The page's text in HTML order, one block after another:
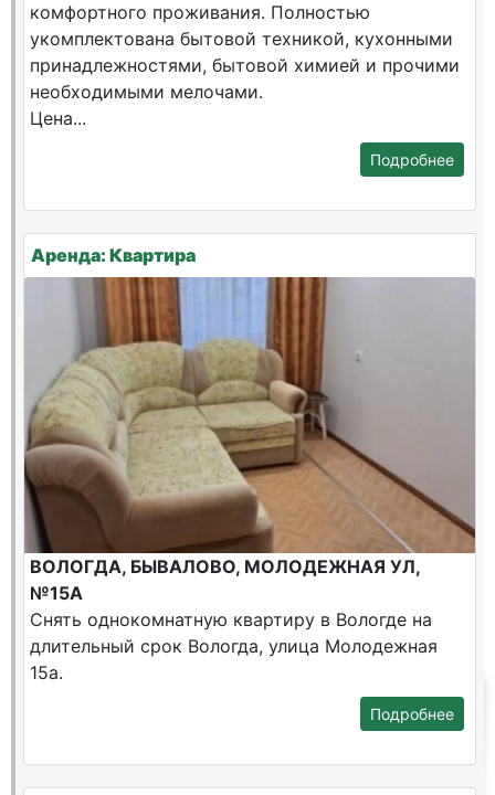
комфортного проживания. Полностью
укомплектована бытовой техникой, кухонными
принадлежностями, бытовой химией и прочими
необходимыми мелочами.
Цена...
Подробнее
Аренда: Квартира
ВОЛОГДА, БЫВАЛОВО, МОЛОДЕЖНАЯ УЛ,
№15А
Снять однокомнатную квартиру в Вологде на
длительный срок Вологда, улица Молодежная
15а.
Подробнее